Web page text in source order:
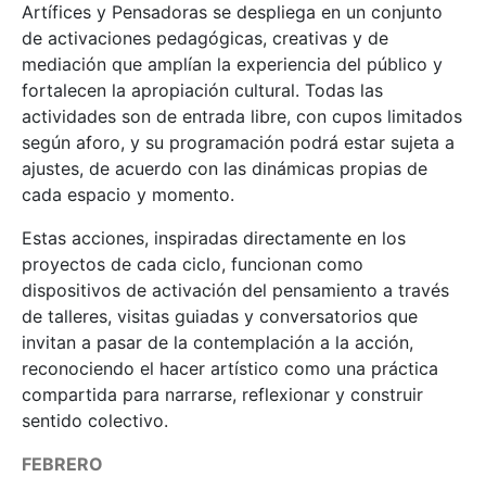
Artífices y Pensadoras se despliega en un conjunto
de activaciones pedagógicas, creativas y de
mediación que amplían la experiencia del público y
fortalecen la apropiación cultural. Todas las
actividades son de entrada libre, con cupos limitados
según aforo, y su programación podrá estar sujeta a
ajustes, de acuerdo con las dinámicas propias de
cada espacio y momento.
Estas acciones, inspiradas directamente en los
proyectos de cada ciclo, funcionan como
dispositivos de activación del pensamiento a través
de talleres, visitas guiadas y conversatorios que
invitan a pasar de la contemplación a la acción,
reconociendo el hacer artístico como una práctica
compartida para narrarse, reflexionar y construir
sentido colectivo.
FEBRERO